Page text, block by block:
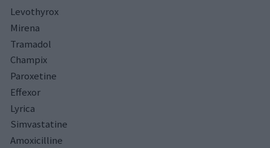
Levothyrox
Mirena
Tramadol
Champix
Paroxetine
Effexor
Lyrica
Simvastatine
Amoxicilline